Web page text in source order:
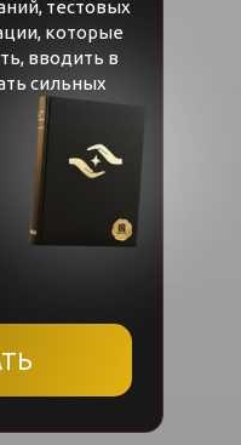
тестовых
которые
вводить в
сильных
для